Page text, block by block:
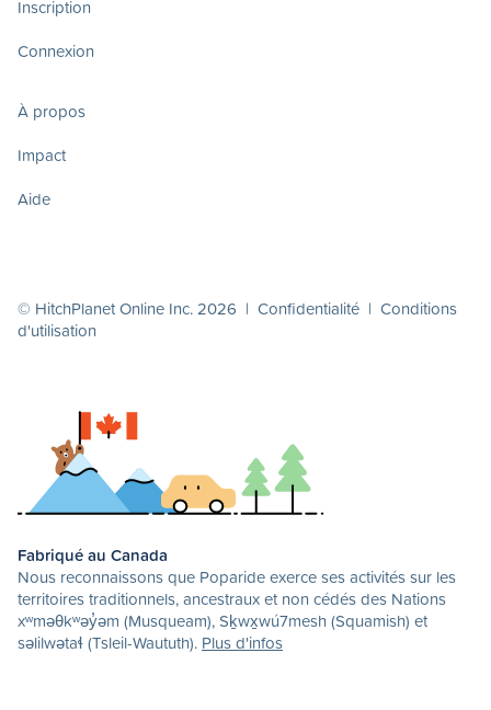
Inscription
Connexion
À propos
Impact
Aide
© HitchPlanet Online Inc. 2026 | Confidentialité | Conditions
d'utilisation
Fabriqué au Canada
Nous reconnaissons que Poparide exerce ses activités sur les
territoires traditionnels, ancestraux et non cédés des Nations
xʷməθkʷəy̓əm (Musqueam), Sḵwx̱wú7mesh (Squamish) et
səlilwətaɬ (Tsleil-Waututh). Plus d'infos